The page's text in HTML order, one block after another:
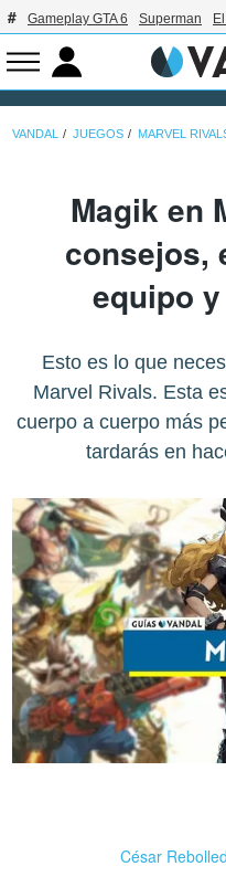
Gameplay GTA 6 Superman
VANDAL JUEGOS MARVEL
Magik en
consejos,
equipo
Esto es lo que
Marvel Rivals. Esta
cuerpo a cuerpo más
tardarás en
César